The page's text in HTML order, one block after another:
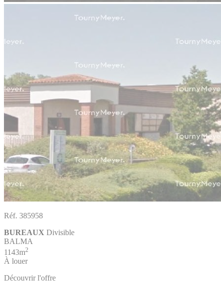
Réf. 385958
BUREAUX Divisible
BALMA
1143m2
À louer
Découvrir l'offre